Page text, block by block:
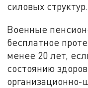
силовых структур.
Военные
бесплатное
менее 20 лет,
состоянию